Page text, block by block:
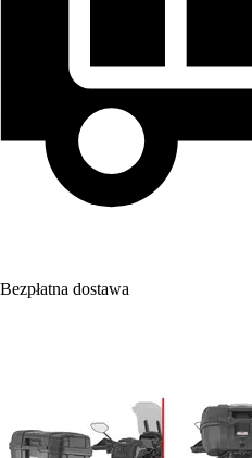
Bezpłatna dostawa